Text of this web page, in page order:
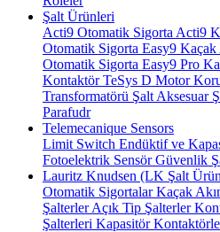
Şalt Ürünleri
Acti9 Otomatik Sigorta Acti9
Otomatik Sigorta Easy9 Kaçak
Otomatik Sigorta Easy9 Pro
KontaktörTeSys D Motor
Transformatörü Şalt Aksesuar
Parafudr
Telemecanique Sensors
Limit Switch Endüktif ve
Fotoelektrik SensörGüvenlik
Lauritz Knudsen (LK Şalt
Otomatik SigortalarKaçak
ŞalterlerAçık Tip Şalterler
Şalterleri Kapasitör